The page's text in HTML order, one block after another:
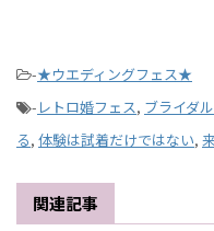
-★ウエディングフェス★
- レトロ婚フェス, ブライダ
る, 体験は試着だけではない,
関連記事